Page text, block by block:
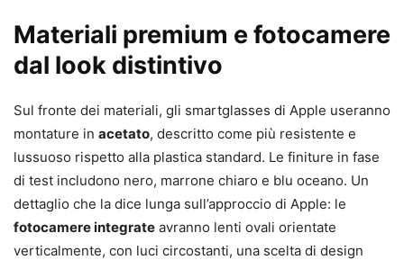
Materiali premium e fotocamere
dal look distintivo
Sul fronte dei materiali, gli smartglasses di Apple useranno
montature in acetato, descritto come più resistente e
lussuoso rispetto alla plastica standard. Le finiture in fase
di test includono nero, marrone chiaro e blu oceano. Un
dettaglio che la dice lunga sull’approccio di Apple: le
fotocamere integrate avranno lenti ovali orientate
verticalmente, con luci circostanti, una scelta di design